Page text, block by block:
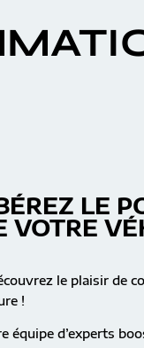
LE
VOTRE
le plaisir de
!
équipe d’experts